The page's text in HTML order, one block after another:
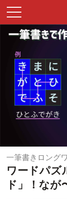
一筆書きロング
ワードパズ
ド」！なが